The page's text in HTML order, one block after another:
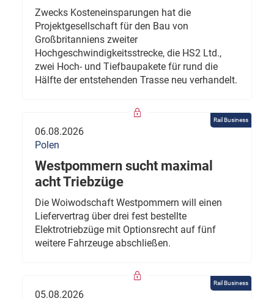
Zwecks Kosteneinsparungen hat die
Projektgesellschaft für den Bau von
Großbritanniens zweiter
Hochgeschwindigkeitsstrecke, die HS2 Ltd.,
zwei Hoch- und Tiefbaupakete für rund die
Hälfte der entstehenden Trasse neu verhandelt.
Rail Business
06.08.2026
Polen
Westpommern sucht maximal
acht Triebzüge
Die Woiwodschaft Westpommern will einen
Liefervertrag über drei fest bestellte
Elektrotriebzüge mit Optionsrecht auf fünf
weitere Fahrzeuge abschließen.
Rail Business
05.08.2026